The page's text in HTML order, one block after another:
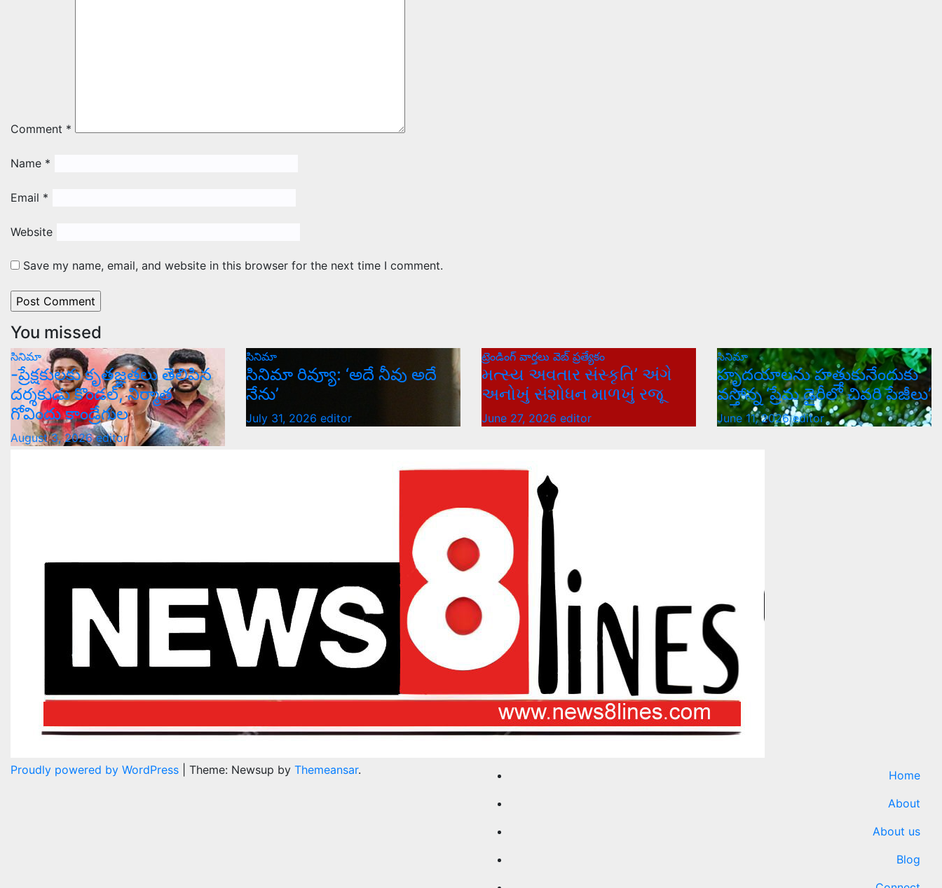
Comment *
Name *
Email *
Website
Save my name, email, and website in this browser for the next time I comment.
You missed
సినిమా
-ప్రేక్షకులకు కృతజ్ఞతలు తెలిపిన
దర్శకుడు కొండల్, నిర్మాత
గోవిందు కాండ్రేగుల
August 3, 2026editor
సినిమా
సినిమా రివ్యూ: ‘అదే నీవు అదే
నేను’
July 31, 2026 editor
ట్రెండింగ్ వార్త‌లు వెబ్ ప్రత్యేకం
મત્સ્ય અવતાર સંસ્કૃતિ’ અંગે
અનોખું સંશોધન માળખું રજૂ
June 27, 2026 editor
సినిమా
హృదయాలను హత్తుకునేందుకు
వస్తోన్న ‘ప్రేమ డైరీలో చివరి పేజీలు’
June 11, 2026editor
Proudly powered by WordPress Theme: Newsup by Themeansar.
Home
About
About us
Blog